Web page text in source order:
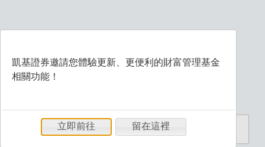
凱基證券邀請您體驗更新、更便利的財富管理基金
相關功能！
立即前往 留在這裡